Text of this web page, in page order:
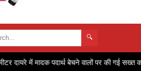
🔍
में मादक पदार्थ बेचने वालों पर की गई सख्त